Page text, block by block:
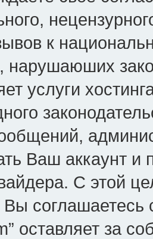
к
нарушаюших
услуги
Ваш аккаунт и
С этой
соглашаетесь
оставляет за